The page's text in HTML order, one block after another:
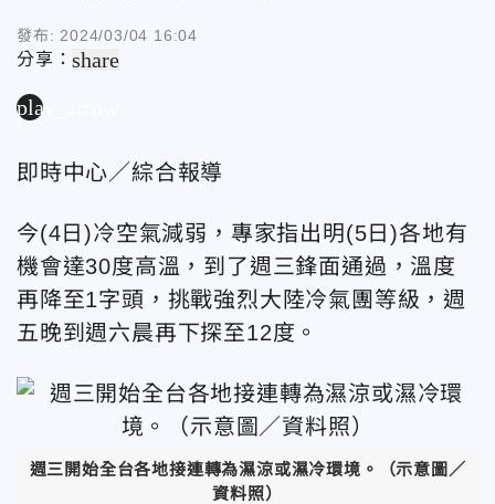
發布: 2024/03/04 16:04
分享：share
play_arrow
即時中心／綜合報導
今(4日)冷空氣減弱，專家指出明(5日)各地有
機會達30度高溫，到了週三鋒面通過，溫度
再降至1字頭，挑戰強烈大陸冷氣團等級，週
五晚到週六晨再下探至12度。
週三開始全台各地接連轉為濕涼或濕冷環境。（示意圖／
資料照）